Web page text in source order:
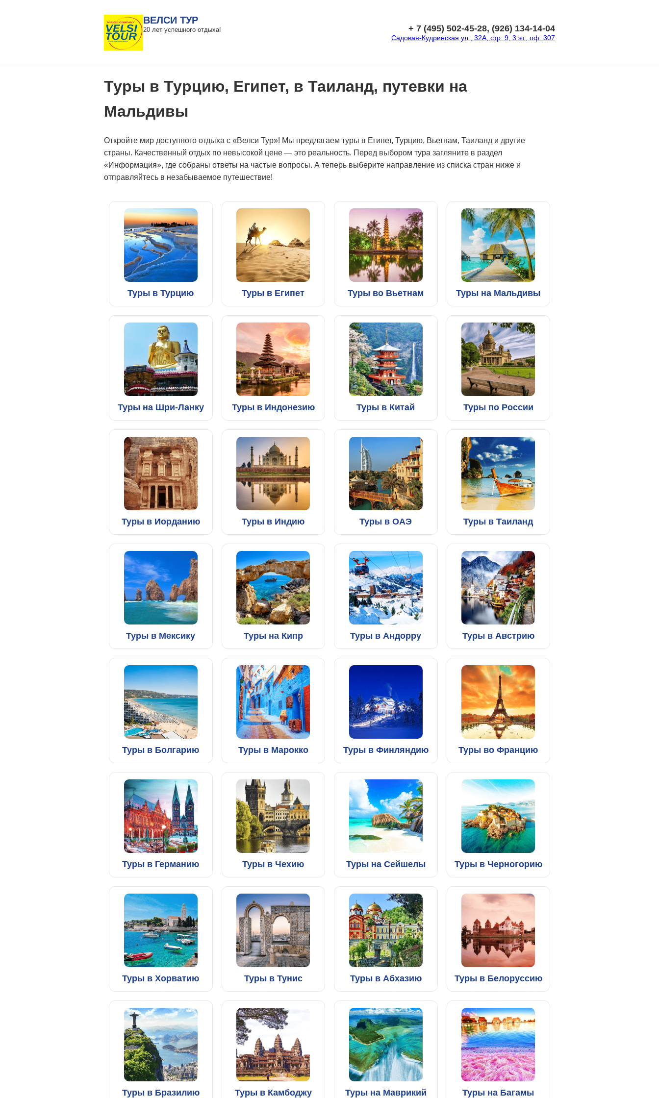
ВЕЛСИ ТУР
20 лет успешного отдыха! + 7 (495) 502-45-28, (926) 134-14-04
Садовая-Кудринская ул., 32А, стр. 9, 3 эт., оф. 307
Туры в Турцию, Египет, в Таиланд, путевки на
Мальдивы
Откройте мир доступного отдыха с «Велси Тур»! Мы предлагаем туры в Египет, Турцию, Вьетнам, Таиланд и другие
страны. Качественный отдых по невысокой цене — это реальность. Перед выбором тура загляните в раздел
«Информация», где собраны ответы на частые вопросы. А теперь выберите направление из списка стран ниже и
отправляйтесь в незабываемое путешествие!
Туры в Турцию Туры в Египет Туры во Вьетнам Туры на Мальдивы
Туры на Шри-Ланку Туры в Индонезию Туры в Китай Туры по России
Туры в Иорданию Туры в Индию Туры в ОАЭ Туры в Таиланд
Туры в Мексику Туры на Кипр Туры в Андорру Туры в Австрию
Туры в Болгарию Туры в Марокко Туры в Финляндию Туры во Францию
Туры в Германию Туры в Чехию Туры на Сейшелы Туры в Черногорию
Туры в Хорватию Туры в Тунис Туры в Абхазию Туры в Белоруссию
Туры в Бразилию Туры в Камбоджу Туры на Маврикий Туры на Багамы